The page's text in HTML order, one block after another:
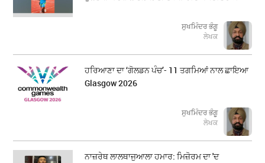
ਸੁਖਮਿੰਦਰ ਭੰਗੂ
ਲੇਖਕ
ਹਰਿਆਣਾ ਦਾ ‘ਗੋਲਡਨ ਪੰਚ’- 11 ਤਗਮਿਆਂ ਨਾਲ ਛਾਇਆ
Glasgow 2026
ਸੁਖਮਿੰਦਰ ਭੰਗੂ
ਲੇਖਕ
ਨਾਜ਼ਰੇਥ ਲਾਲਥਾਜੁਆਲਾ ਹਮਾਰ: ਮਿਜ਼ੋਰਮ ਦਾ 'ਦ